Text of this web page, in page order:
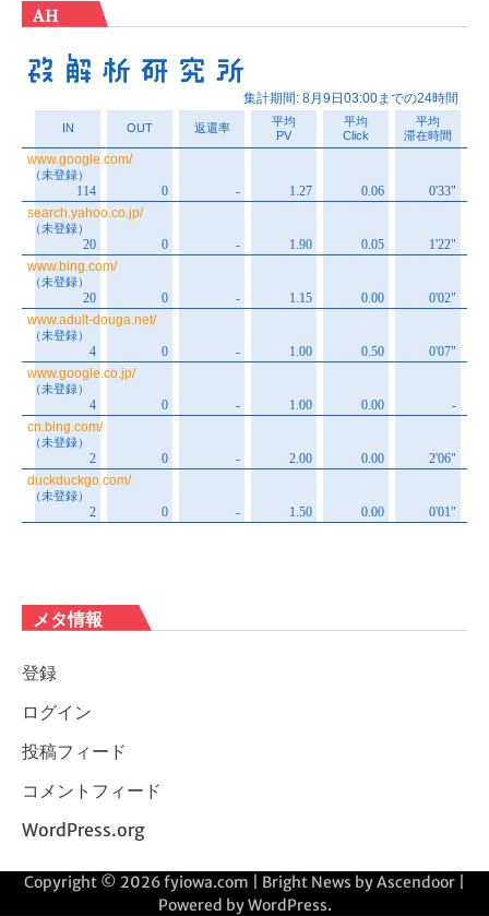
AH
メタ情報
登録
ログイン
投稿フィード
コメントフィード
WordPress.org
Copyright © 2026fyiowa.com | Bright News byAscendoor
Powered byWordPress.